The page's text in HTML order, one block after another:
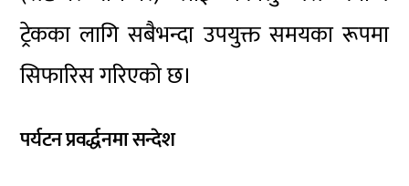
ट्रेकका लागि सबैभन्दा उपयुक्त समयका रूपमा
सिफारिस गरिएको छ।
पर्यटन प्रवर्द्धनमा सन्देश